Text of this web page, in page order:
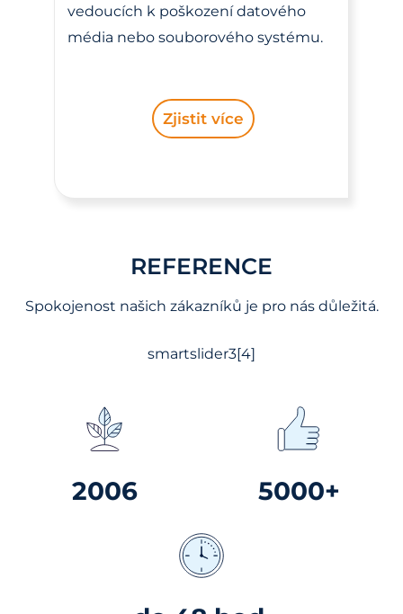
vedoucích k poškození datového
média nebo souborového systému.
Zjistit více
REFERENCE
Spokojenost našich zákazníků je pro nás důležitá.
smartslider3[4]
2006 5000+